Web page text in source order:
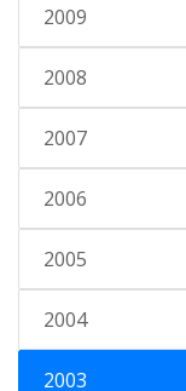
2009
2008
2007
2006
2005
2004
2003